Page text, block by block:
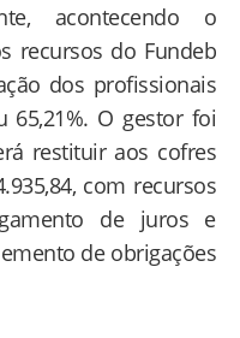
acontecendo o
recursos do Fundeb
dos profissionais
65,21%. O gestor foi
restituir aos cofres
com recursos
de juros e
de obrigações